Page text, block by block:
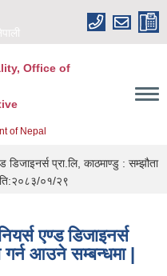
Office of
of Nepal
डिजाइनर्स प्रा.लि, काठमाण्डु : सम्झौता
०१/२९
एण्ड डिजाइनर्स
आउने सम्बन्धमा |